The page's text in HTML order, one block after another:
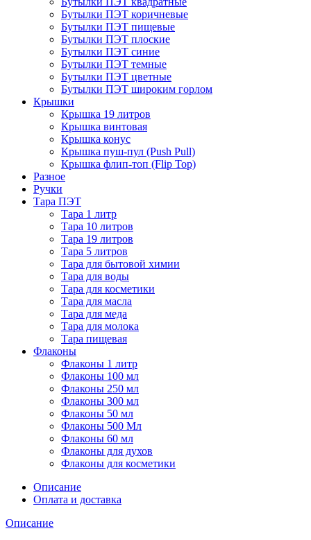
Бутылки ПЭТ коричневые
Бутылки ПЭТ пищевые
Бутылки ПЭТ плоские
Бутылки ПЭТ синие
Бутылки ПЭТ темные
Бутылки ПЭТ цветные
Бутылки ПЭТ широким горлом
Крышки
Крышка 19 литров
Крышка винтовая
Крышка конус
Крышка пуш-пул (Push Pull)
Крышка флип-топ (Flip Top)
Разное
Ручки
Тара ПЭТ
Тара 1 литр
Тара 10 литров
Тара 19 литров
Тара 5 литров
Тара для бытовой химии
Тара для воды
Тара для косметики
Тара для масла
Тара для меда
Тара для молока
Тара пищевая
Флаконы
Флаконы 1 литр
Флаконы 100 мл
Флаконы 250 мл
Флаконы 300 мл
Флаконы 50 мл
Флаконы 500 Мл
Флаконы 60 мл
Флаконы для духов
Флаконы для косметики
Описание
Оплата и доставка
Описание